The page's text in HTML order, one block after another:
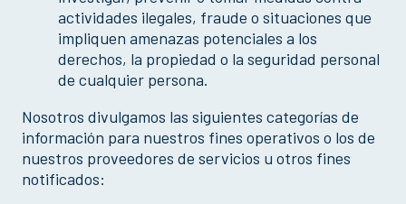
actividades ilegales, fraude o situaciones que
impliquen amenazas potenciales a los
derechos, la propiedad o la seguridad personal
de cualquier persona.
Nosotros divulgamos las siguientes categorías de
información para nuestros fines operativos o los de
nuestros proveedores de servicios u otros fines
notificados: